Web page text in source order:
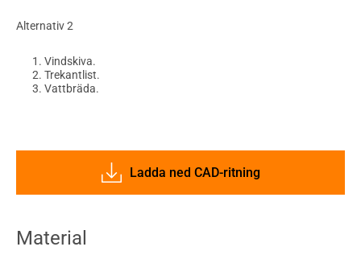
Alternativ 2
Vindskiva.
Trekantlist.
Vattbräda.
Ladda ned CAD-ritning
Material